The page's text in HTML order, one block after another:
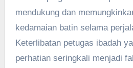
mendukung dan
kedamaian batin selama
Keterlibatan petugas ibadah
perhatian seringkali menjadi